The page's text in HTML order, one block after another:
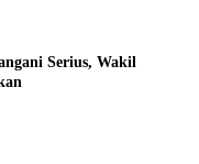
Serius, Wakil